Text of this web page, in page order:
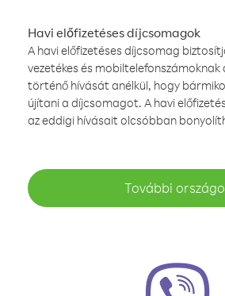
Havi előfizetéses díjcsomagok
A havi előfizetéses díjcsomag
vezetékes és mobiltelefonszámoknak
történő hívását anélkül, hogy
újítani a díjcsomagot. A havi
az eddigi hívásait olcsóbban
További